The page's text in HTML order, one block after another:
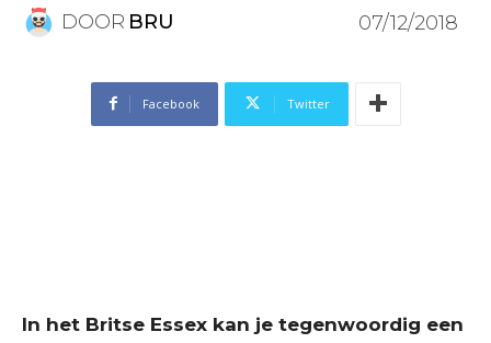
DOOR BRU 07/12/2018
Facebook Twitter
In het Britse Essex kan je tegenwoordig een